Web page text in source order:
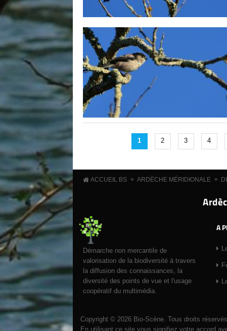
1 2 3 4
ACCUEIL BS » ARDÈCHE MÉRIDIONALE »
Démarche non mercantile de
valorisation de la biodiversité à travers
la diffusion des connaissances, la
diversité des points de vue et l'usage
coopératif du multimédia.
A
Copyright © 2026 Bio-Scène. Tous droits
En utilisant ce site vous signifiez votre accord